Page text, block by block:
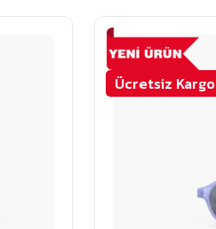
Ücretsiz Kargo